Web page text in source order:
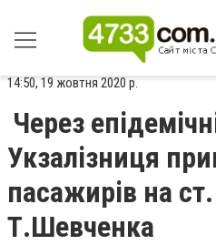
14:50, 19 жовтня 2020 р.
Через
Укзалізниця
пасажирів на
Т.Шевченка